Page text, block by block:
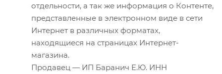
отдельности, а так же информация о Контенте,
представленные в электронном виде в сети
Интернет в различных форматах,
находящиеся на страницах Интернет-
магазина.
Продавец — ИП Баранич Е.Ю. ИНН